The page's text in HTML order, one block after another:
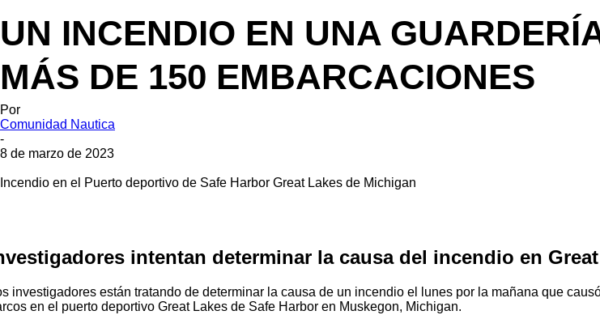
UN INCENDIO EN UNA
MÁS DE 150 EMBARCACIONES
Por
Comunidad Nautica
-
8 de marzo de 2023
Incendio en el Puerto deportivo de Safe Harbor Great Lakes de Michigan
intentan determinar la causa del incendio en
investigadores están tratando de determinar la causa de un incendio el lunes por la mañana que
en el puerto deportivo Great Lakes de Safe Harbor en Muskegon, Michigan.